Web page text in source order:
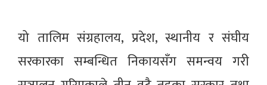
यो तालिम संग्रहालय, प्रदेश, स्थानीय र संघीय
सरकारका सम्बन्धित निकायसँग समन्वय गरी